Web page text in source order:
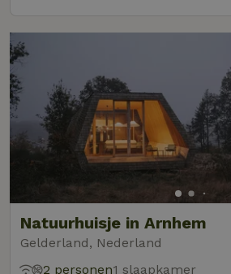
Natuurhuisje in Arnhem
Gelderland, Nederland
2 personen1 slaapkamer